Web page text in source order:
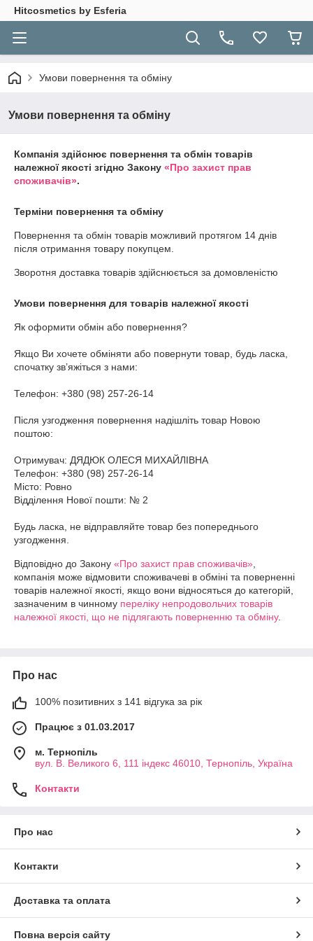
Hitcosmetics by Esferia
Умови повернення та обміну
Умови повернення та обміну
Компанія здійснює повернення та обмін товарів
належної якості згідно Закону «Про захист прав
споживачів».
Терміни повернення та обміну
Повернення та обмін товарів можливий протягом 14 днів
після отримання товару покупцем.
Зворотня доставка товарів здійснюється за домовленістю
Умови повернення для товарів належної якості
Як оформити обмін або повернення?
Якщо Ви хочете обміняти або повернути товар, будь ласка,
спочатку зв’яжіться з нами:
Телефон: +380 (98) 257-26-14
Після узгодження повернення надішліть товар Новою
поштою:
Отримувач: ДЯДЮК ОЛЕСЯ МИХАЙЛІВНА
Телефон: +380 (98) 257-26-14
Місто: Ровно
Відділення Нової пошти: № 2
Будь ласка, не відправляйте товар без попереднього
узгодження.
Відповідно до Закону «Про захист прав споживачів»
компанія може відмовити споживачеві в обміні та поверненні
товарів належної якості, якщо вони відносяться до категорій,
зазначеним в чинному переліку непродовольчих товарів
належної якості, що не підлягають поверненню та обміну.
Про нас
100% позитивних з 141 відгука за рік
Працює з 01.03.2017
м. Тернопіль
вул. В. Великого 6, 111 індекс 46010, Тернопіль, Україна
Контакти
Про нас
Контакти
Доставка та оплата
Повна версія сайту